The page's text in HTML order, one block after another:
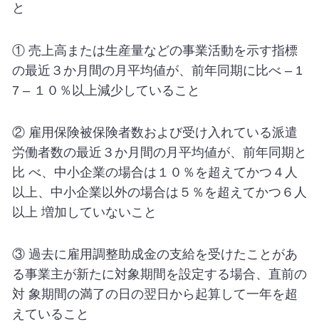
と
① 売上高または生産量などの事業活動を示す指標
の最近３か月間の月平均値が、前年同期に比べ – 1
7 – １０％以上減少していること
② 雇用保険被保険者数および受け入れている派遣
労働者数の最近３か月間の月平均値が、前年同期と
比 べ、中小企業の場合は１０％を超えてかつ４人
以上、中小企業以外の場合は５％を超えてかつ６人
以上 増加していないこと
③ 過去に雇用調整助成金の支給を受けたことがあ
る事業主が新たに対象期間を設定する場合、直前の
対 象期間の満了の日の翌日から起算して一年を超
えていること